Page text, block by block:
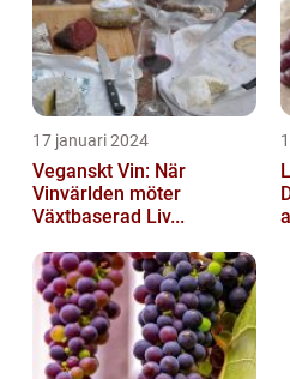
17 januari 2024
Veganskt Vin: När
Vinvärlden möter
Växtbaserad Liv...